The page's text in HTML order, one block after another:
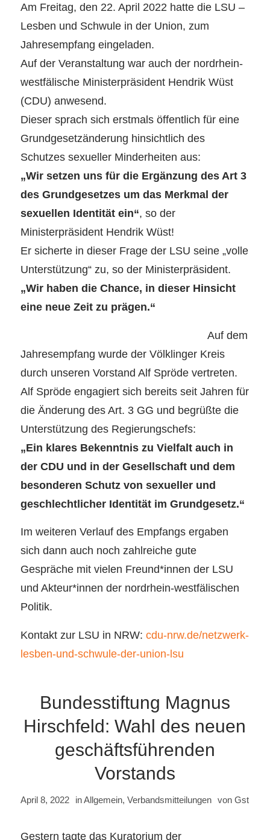
Am Freitag, den 22. April 2022 hatte die LSU –
Lesben und Schwule in der Union, zum
Jahresempfang eingeladen.
Auf der Veranstaltung war auch der nordrhein-
westfälische Ministerpräsident Hendrik Wüst
(CDU) anwesend.
Dieser sprach sich erstmals öffentlich für eine
Grundgesetzänderung hinsichtlich des
Schutzes sexueller Minderheiten aus:
„Wir setzen uns für die Ergänzung des Art 3
des Grundgesetzes um das Merkmal der
sexuellen Identität ein“, so der
Ministerpräsident Hendrik Wüst!
Er sicherte in dieser Frage der LSU seine „volle
Unterstützung“ zu, so der Ministerpräsident.
„Wir haben die Chance, in dieser Hinsicht
eine neue Zeit zu prägen.“
Auf dem
Jahresempfang wurde der Völklinger Kreis
durch unseren Vorstand Alf Spröde vertreten.
Alf Spröde engagiert sich bereits seit Jahren für
die Änderung des Art. 3 GG und begrüßte die
Unterstützung des Regierungschefs:
„Ein klares Bekenntnis zu Vielfalt auch in
der CDU und in der Gesellschaft und dem
besonderen Schutz von sexueller und
geschlechtlicher Identität im Grundgesetz.“
Im weiteren Verlauf des Empfangs ergaben
sich dann auch noch zahlreiche gute
Gespräche mit vielen Freund*innen der LSU
und Akteur*innen der nordrhein-westfälischen
Politik.
Kontakt zur LSU in NRW: cdu-nrw.de/netzwerk-
lesben-und-schwule-der-union-lsu
Bundesstiftung Magnus
Hirschfeld: Wahl des neuen
geschäftsführenden
Vorstands
April 8, 2022 inAllgemein,Verbandsmitteilungen vonGst
Gestern tagte das Kuratorium der